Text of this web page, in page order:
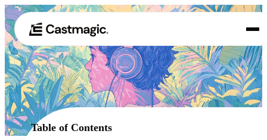
01 Producto
02 Casos de uso
Table of Contents